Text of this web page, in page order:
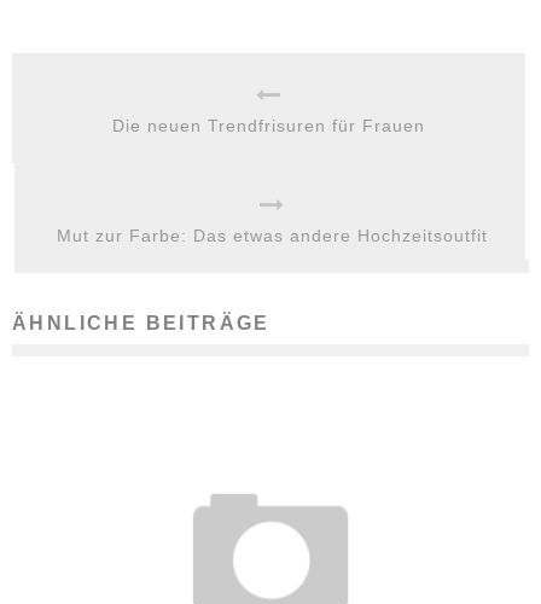
Die neuen Trendfrisuren für Frauen
Mut zur Farbe: Das etwas andere Hochzeitsoutfit
ÄHNLICHE BEITRÄGE